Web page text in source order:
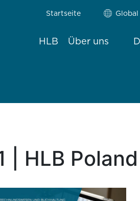
Startseite Global
HLB Über uns
| HLB Poland